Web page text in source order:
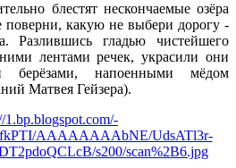
блестят нескончаемые озёра
поверни, какую не выбери дорогу -
Разлившись гладью чистейшего
лентами речек, украсили они
берёзами, напоенными мёдом
Матвея Гейзера).